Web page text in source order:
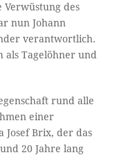
des
nun Johann
verantwortlich.
als Tagelöhner und
rund alle
einer
Josef Brix, der das
20 Jahre lang